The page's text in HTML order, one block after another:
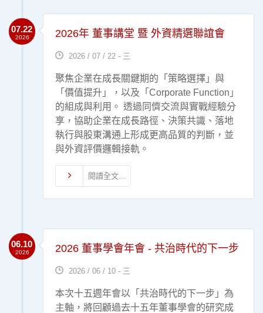
07.22
2026 2026年 董事講堂 暨 外資精選聯誼會
2026 / 07 / 22 - 三
聚焦企業在成長關鍵期的「策略選擇」與
「價值提升」，以及「Corporate Function」
的組成與利用。 透過同儕交流與實戰經驗分
享，協助企業在成長路徑、決策共識、落地
執行與股東溝通上形成更高品質的判斷，並
與外資評價邏輯接軌。
閱讀全文...
06.10
2026 2026 董事學會年會 - 共治時代的下一步
2026 / 06 / 10 - 三
本次十五週年會以「共治時代的下一步」為
主軸，將回顧過去十五年董事學會的研究成